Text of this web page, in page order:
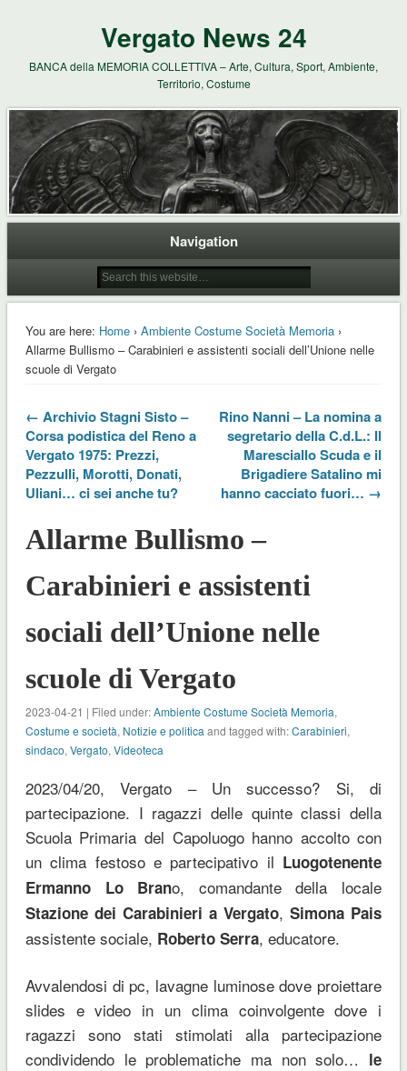
Vergato News 24
BANCA della MEMORIA COLLETTIVA – Arte, Cultura, Sport, Ambiente,
Territorio, Costume
Navigation
You are here: Home› Ambiente Costume Società Memoria›
Allarme Bullismo – Carabinieri e assistenti sociali dell’Unione nelle
scuole di Vergato
← Archivio Stagni Sisto –
Corsa podistica del Reno a
Vergato 1975: Prezzi,
Pezzulli, Morotti, Donati,
Uliani… ci sei anche tu?
Rino Nanni – La nomina a
segretario della C.d.L.: Il
Maresciallo Scuda e il
Brigadiere Satalino mi
hanno cacciato fuori… →
Allarme Bullismo –
Carabinieri e assistenti
sociali dell’Unione nelle
scuole di Vergato
2023-04-21 | Filed under:Ambiente Costume Società Memoria,
Costume e società, Notizie e politica and tagged with:Carabinieri,
sindaco, Vergato, Videoteca
2023/04/20, Vergato – Un successo? Si, di
partecipazione. I ragazzi delle quinte classi della
Scuola Primaria del Capoluogo hanno accolto con
un clima festoso e partecipativo il Luogotenente
Ermanno Lo Brano, comandante della locale
Stazione dei Carabinieri a Vergato,Simona Pais
assistente sociale, Roberto Serra, educatore.
Avvalendosi di pc, lavagne luminose dove proiettare
slides e video in un clima coinvolgente dove i
ragazzi sono stati stimolati alla partecipazione
condividendo le problematiche ma non solo… le